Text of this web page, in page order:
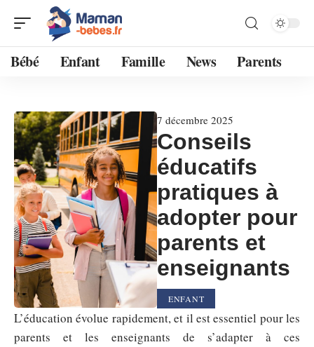
Bébé Enfant Famille News Parents
7 décembre 2025
Conseils
éducatifs
pratiques à
adopter pour
parents et
enseignants
ENFANT
L’éducation évolue rapidement, et il est essentiel pour les
parents et les enseignants de s’adapter à ces